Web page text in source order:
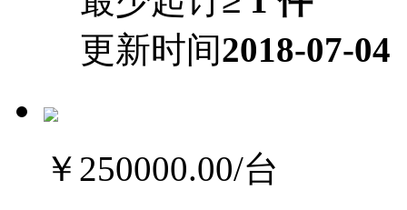
更新时间2018-07-04
￥250000.00/台